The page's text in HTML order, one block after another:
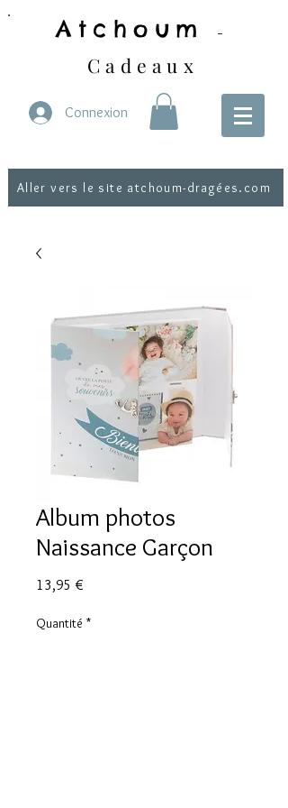
Atchoum -
Cadeaux
Connexion
Aller vers le site atchoum-dragées.com
Album photos
Naissance Garçon
13,95 €
Quantité *